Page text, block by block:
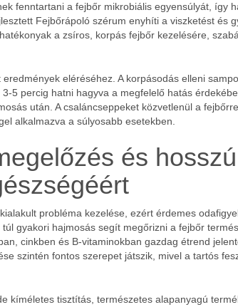
fenntartani a fejbőr mikrobiális egyensúlyát, így
Fejbőrápoló szérum enyhíti a viszketést és
a zsíros, korpás fejbőr kezelésére,
eléréséhez. A korpásodás elleni
5 percig hatni hagyva a megfelelő hatás
után. A csaláncseppeket közvetlenül a
alkalmazva a súlyosabb esetekben.
és
probléma kezelése, ezért érdemes
gyakori hajmosás segít megőrizni a fejbőr
cinkben és B-vitaminokban gazdag étrend
szintén fontos szerepet játszik, mivel a tartós
kíméletes tisztítás, természetes alapanyagú